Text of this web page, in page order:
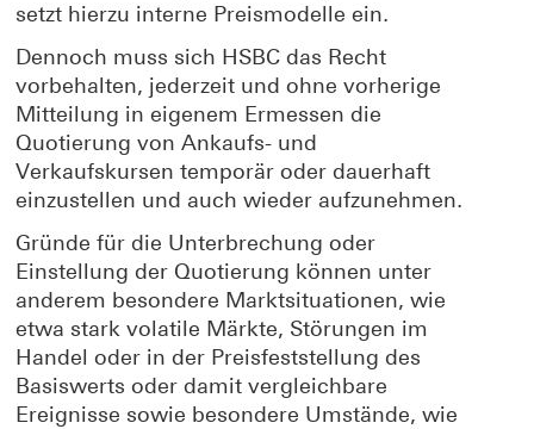
setzt hierzu interne Preismodelle ein.
Dennoch muss sich HSBC das Recht
vorbehalten, jederzeit und ohne vorherige
Mitteilung in eigenem Ermessen die
Quotierung von Ankaufs- und
Verkaufskursen temporär oder dauerhaft
einzustellen und auch wieder aufzunehmen.
Gründe für die Unterbrechung oder
Einstellung der Quotierung können unter
anderem besondere Marktsituationen, wie
etwa stark volatile Märkte, Störungen im
Handel oder in der Preisfeststellung des
Basiswerts oder damit vergleichbare
Ereignisse sowie besondere Umstände, wie